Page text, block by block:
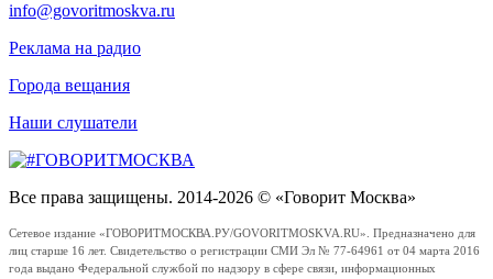
info@govoritmoskva.ru
Реклама на радио
Города вещания
Наши слушатели
Все права защищены. 2014-2026 © «Говорит Москва»
Сетевое издание «ГОВОРИТМОСКВА.РУ/GOVORITMOSKVA.RU». Предназначено для
лиц старше 16 лет. Свидетельство о регистрации СМИ Эл № 77-64961 от 04 марта 2016
года выдано Федеральной службой по надзору в сфере связи, информационных